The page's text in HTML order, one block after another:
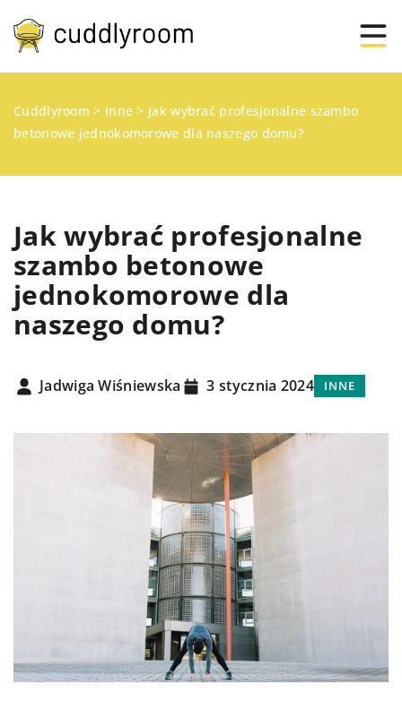
Cuddlyroom > Inne > Jak wybrać profesjonalne szambo
betonowe jednokomorowe dla naszego domu?
Jak wybrać profesjonalne
szambo betonowe
jednokomorowe dla
naszego domu?
Jadwiga Wiśniewska 3 stycznia 2024 INNE